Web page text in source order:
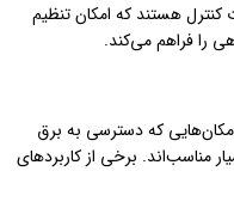
کنترل هستند که امکان تنظیم
را فراهم می‌کند.
مکان‌هایی که دسترسی به برق
مناسب‌اند. برخی از کاربردهای